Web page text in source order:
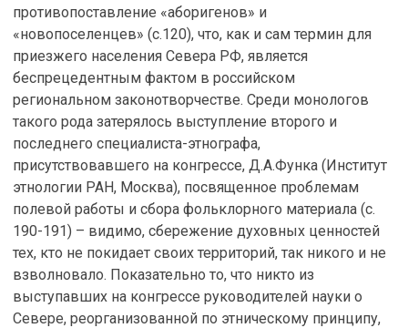
противопоставление «аборигенов» и
«новопоселенцев» (с.120), что, как и сам термин для
приезжего населения Севера РФ, является
беспрецедентным фактом в российском
региональном законотворчестве. Среди монологов
такого рода затерялось выступление второго и
последнего специалиста-этнографа,
присутствовавшего на конгрессе, Д.А.Функа (Институт
этнологии РАН, Москва), посвященное проблемам
полевой работы и сбора фольклорного материала (с.
190-191) – видимо, сбережение духовных ценностей
тех, кто не покидает своих территорий, так никого и не
взволновало. Показательно то, что никто из
выступавших на конгрессе руководителей науки о
Севере, реорганизованной по этническому принципу,